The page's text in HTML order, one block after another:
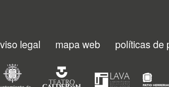
legal mapa web políticas de